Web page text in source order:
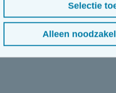
Selectie
Alleen
554.923.736 - BTW nr.: BE
Brugge